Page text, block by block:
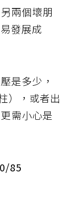
兩個壞朋
發展成
是多少，
），或者出
需小心是
85